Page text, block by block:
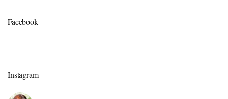
Facebook
Instagram